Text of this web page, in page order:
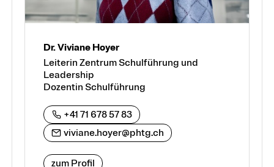
Dr. Viviane Hoyer
Leiterin Zentrum Schulführung und
Leadership
Dozentin Schulführung
+41 71 678 57 83
viviane.hoyer@phtg.ch
zum Profil